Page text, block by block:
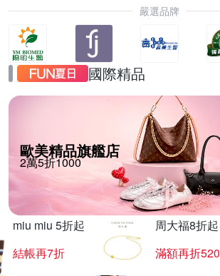
嚴選品牌
國際精品
歐美精品旗艦店
2萬5折1000
miu miu 5折起
結帳再7折
周大福8折起
滿額再折520